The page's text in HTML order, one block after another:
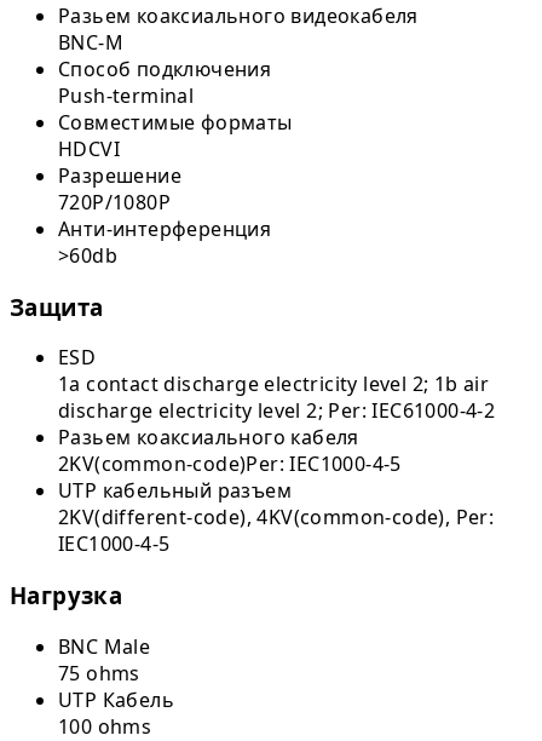
Разьем коаксиального видеокабеля
BNC-M
Способ подключения
Push-terminal
Совместимые форматы
HDCVI
Разрешение
720P/1080P
Анти-интерференция
>60db
Защита
ESD
1a contact discharge electricity level 2; 1b air
discharge electricity level 2; Per: IEC61000-4-2
Разьем коаксиального кабеля
2KV(common-code)Per: IEC1000-4-5
UTP кабельный разъем
2KV(different-code), 4KV(common-code), Per:
IEC1000-4-5
Нагрузка
BNC Male
75 ohms
UTP Кабель
100 ohms